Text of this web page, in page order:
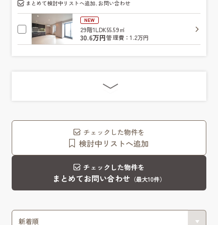
まとめて検討中リストへ追加､お問い合わせ
NEW
29階1LDK55.59㎡
30.6万円管理費：1.2万円
チェックした物件を
検討中リストへ追加
チェックした物件を
まとめてお問い合わせ （最大10件）